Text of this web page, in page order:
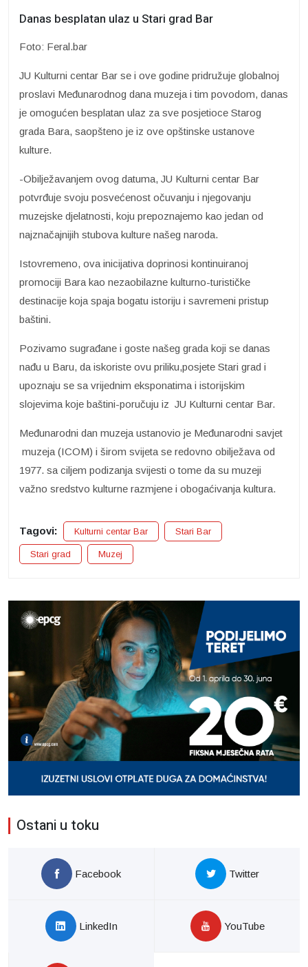
Danas besplatan ulaz u Stari grad Bar
Foto: Feral.bar
JU Kulturni centar Bar se i ove godine pridružuje globalnoj
proslavi Međunarodnog dana muzeja i tim povodom, danas
je omogućen besplatan ulaz za sve posjetioce Starog
grada Bara, saopšteno je iz ove opštinske ustanove
kulture.
-Obilježavanjem ovog datuma, JU Kulturni centar Bar
potvrđuje svoju posvećenost očuvanju i njegovanju
muzejske djelatnosti, koju prepoznajemo kao jedan od
najznačajnijih stubova kulture našeg naroda.
Istovremeno, ova inicijativa doprinosi kontinuiranoj
promociji Bara kao nezaobilazne kulturno-turističke
destinacije koja spaja bogatu istoriju i savremeni pristup
baštini.
Pozivamo sugrađane i goste našeg grada koji se danas
nađu u Baru, da iskoriste ovu priliku,posjete Stari grad i
upoznaju se sa vrijednim eksponatima i istorijskim
slojevima koje baštini-poručuju iz JU Kulturni centar Bar.
Međunarodni dan muzeja ustanovio je Međunarodni savjet
muzeja (ICOM) i širom svijeta se redovno obilježava od
1977. sa ciljem podizanja svijesti o tome da su muzeji
važno sredstvo kulturne razmjene i obogaćivanja kultura.
Tagovi: Kulturni centar Bar Stari Bar
Stari grad Muzej
Ostani u toku
Facebook Twitter
LinkedIn YouTube